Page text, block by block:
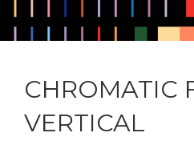
CHROMATIC
VERTICAL